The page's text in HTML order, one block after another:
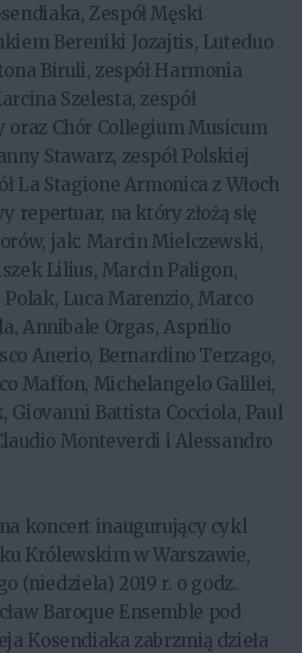
Zespół Męski
Bereniki Jozajtis, Luteduo
Biruli, zespół Harmonia
Szelesta, zespół
Chór Collegium Musicum
Stawarz, zespół Polskiej
La Stagione Armonica z Włoch
repertuar, na który złożą się
jak: Marcin Mielczewski,
Lilius, Marcin Paligon,
Luca Marenzio, Marco
Annibale Orgas, Asprilio
Anerio, Bernardino Terzago,
Maffon, Michelangelo Galilei,
Giovanni Battista Cocciola, Paul
Monteverdi i Alessandro
koncert inaugurujący cykl
Królewskim w Warszawie,
(niedziela) 2019 r. o godz.
Baroque Ensemble pod
Kosendiaka zabrzmią dzieła